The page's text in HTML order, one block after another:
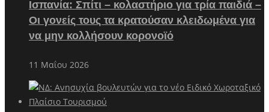
Ισπανία: Σπίτι – κολαστήριο για τρία παιδιά –
Οι γονείς τους τα κρατούσαν κλειδωμένα για
να μην κολλήσουν κορονοϊό
11 Μαΐου 2026